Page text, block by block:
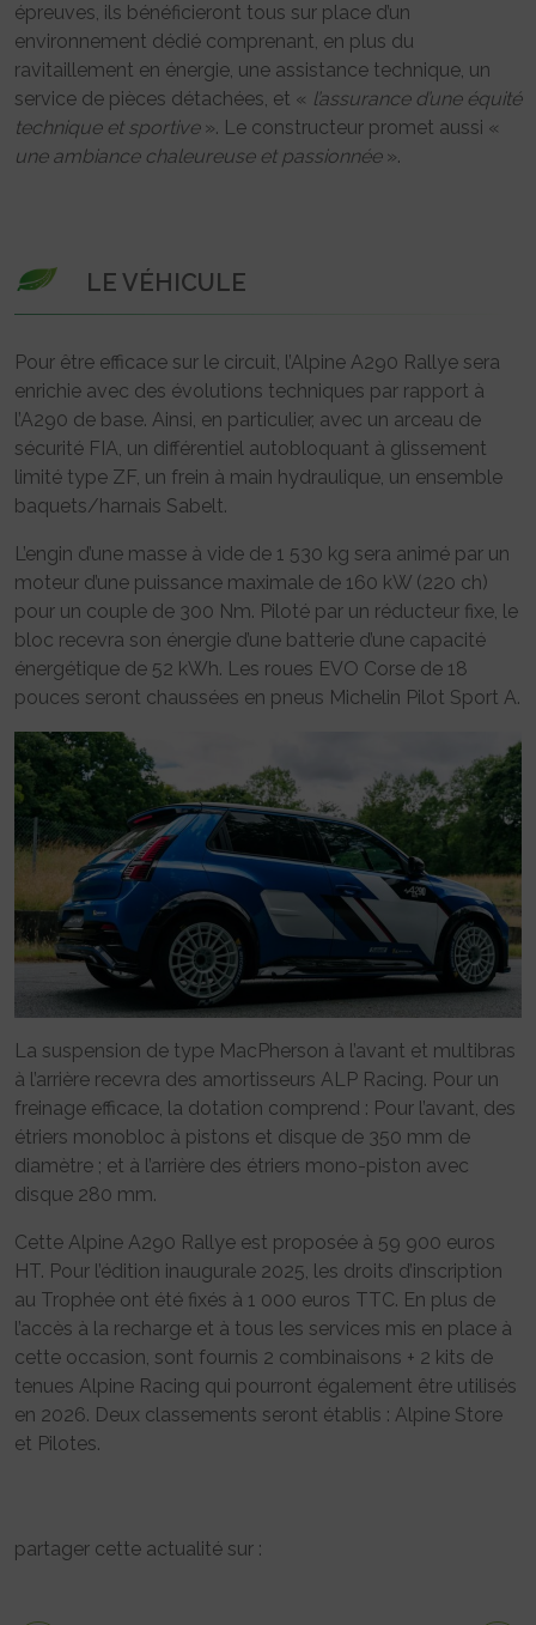
épreuves, ils bénéficieront tous sur place d’un
environnement dédié comprenant, en plus du
ravitaillement en énergie, une assistance technique, un
service de pièces détachées, et « l’assurance d’une équité
technique et sportive». Le constructeur promet aussi «
une ambiance chaleureuse et passionnée».
LE VÉHICULE
Pour être efficace sur le circuit, l’Alpine A290 Rallye sera
enrichie avec des évolutions techniques par rapport à
l’A290 de base. Ainsi, en particulier, avec un arceau de
sécurité FIA, un différentiel autobloquant à glissement
limité type ZF, un frein à main hydraulique, un ensemble
baquets/harnais Sabelt.
L’engin d’une masse à vide de 1 530 kg sera animé par un
moteur d’une puissance maximale de 160 kW (220 ch)
pour un couple de 300 Nm. Piloté par un réducteur fixe, le
bloc recevra son énergie d’une batterie d’une capacité
énergétique de 52 kWh. Les roues EVO Corse de 18
pouces seront chaussées en pneus Michelin Pilot Sport A.
La suspension de type MacPherson à l’avant et multibras
à l’arrière recevra des amortisseurs ALP Racing. Pour un
freinage efficace, la dotation comprend : Pour l’avant, des
étriers monobloc à pistons et disque de 350 mm de
diamètre ; et à l’arrière des étriers mono-piston avec
disque 280 mm.
Cette Alpine A290 Rallye est proposée à 59 900 euros
HT. Pour l’édition inaugurale 2025, les droits d’inscription
au Trophée ont été fixés à 1 000 euros TTC. En plus de
l’accès à la recharge et à tous les services mis en place à
cette occasion, sont fournis 2 combinaisons + 2 kits de
tenues Alpine Racing qui pourront également être utilisés
en 2026. Deux classements seront établis : Alpine Store
et Pilotes.
partager cette actualité sur :